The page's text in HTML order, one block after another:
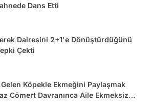
Dans Etti
Dairesini 2+1'e Dönüştürdüğünü
Çekti
Köpekle Ekmeğini Paylaşmak
Cömert Davranınca Aile Ekmeksiz